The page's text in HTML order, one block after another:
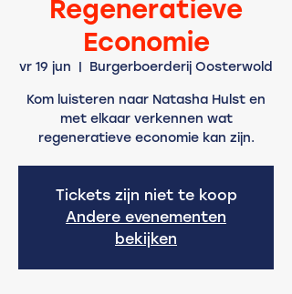
Regeneratieve
Economie
vr 19 jun
  |
Burgerboerderij Oosterwold
Kom luisteren naar Natasha Hulst en
met elkaar verkennen wat
regeneratieve economie kan zijn.
Tickets zijn niet te koop
Andere evenementen
bekijken